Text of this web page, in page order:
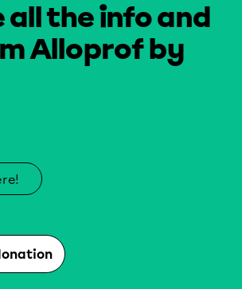
all the info and
Alloprof by